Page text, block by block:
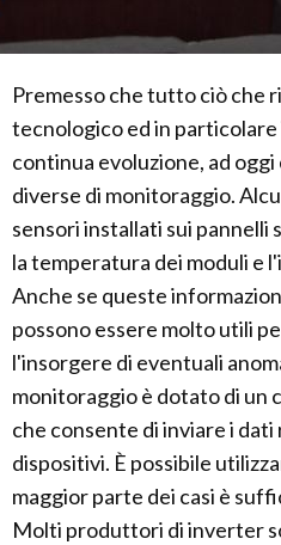
Premesso che tutto ciò che
tecnologico ed in
continua evoluzione, ad
diverse di monitoraggio.
sensori installati sui pannelli
la temperatura dei moduli e
Anche se queste
possono essere molto utili
l'insorgere di eventuali
monitoraggio è dotato di un
che consente di inviare i
dispositivi. È possibile
maggior parte dei casi è
Molti produttori di inverter